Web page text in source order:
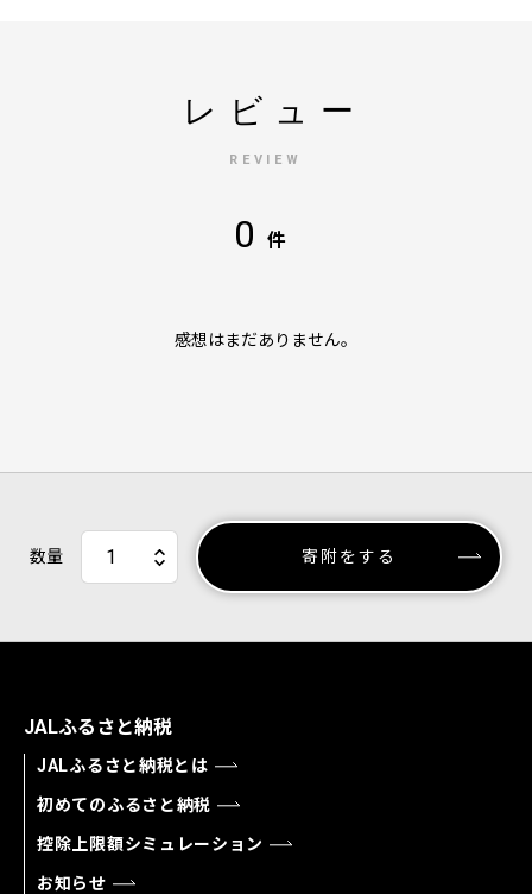
レビュー
REVIEW
0 件
感想はまだありません。
数量 寄附をする
JALふるさと納税
JALふるさと納税とは
初めてのふるさと納税
控除上限額シミュレーション
お知らせ